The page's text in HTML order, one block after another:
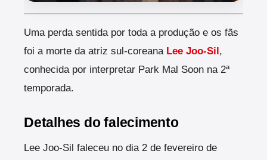
Uma perda sentida por toda a produção e os fãs
foi a morte da atriz sul-coreana Lee Joo-Sil,
conhecida por interpretar Park Mal Soon na 2ª
temporada.
Detalhes do falecimento
Lee Joo-Sil faleceu no dia 2 de fevereiro de